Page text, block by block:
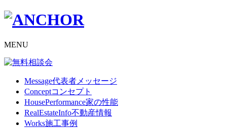
MENU
Message代表者メッセージ
Conceptコンセプト
HousePerformance家の性能
RealEstateInfo不動産情報
Works施工事例